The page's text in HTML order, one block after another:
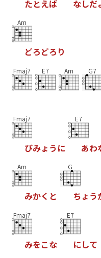
たとえば なしだ
Am
どろどろ り
Fmaj7 E7 Am G7
Fmaj7
びみょ う に
E7
あわ
Am
みかく と
G
ちょ う
Fmaj7
みをこな
E7
にして